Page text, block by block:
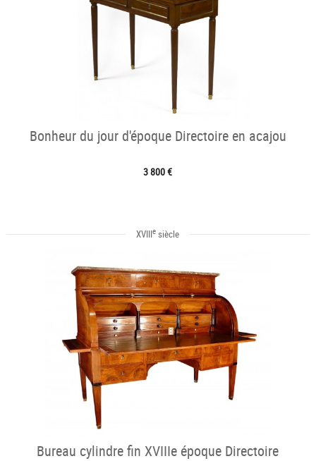
Bonheur du jour d'époque Directoire en acajou
3 800 €
XVIIIe siècle
Bureau cylindre fin XVIIIe époque Directoire